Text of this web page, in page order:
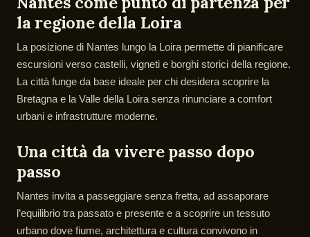
la regione della Loira
La posizione di Nantes lungo la Loira permette di pianificare
escursioni verso castelli, vigneti e borghi storici della regione.
La città funge da base ideale per chi desidera scoprire la
Bretagna e la Valle della Loira senza rinunciare a comfort
urbani e infrastrutture moderne.
Una città da vivere passo dopo
passo
Nantes invita a passeggiare senza fretta, ad assaporare
l’equilibrio tra passato e presente e a scoprire un tessuto
urbano dove fiume, architettura e cultura convivono in